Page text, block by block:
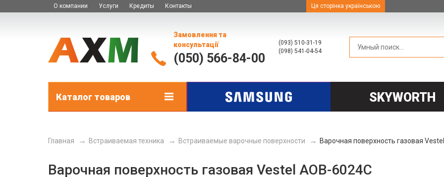
О компании Услуги Кредиты Контакты Ця сторінка українською
Замовлення та
консультації
(050) 566-84-00
(093) 510-31-19
(098) 541-04-54
SKYWORTH
Каталог товаров
Главная Встраиваемая техника Встраиваемые варочные поверхности Варочная поверхность газовая
Варочная поверхность газовая Vestel AOB-6024C